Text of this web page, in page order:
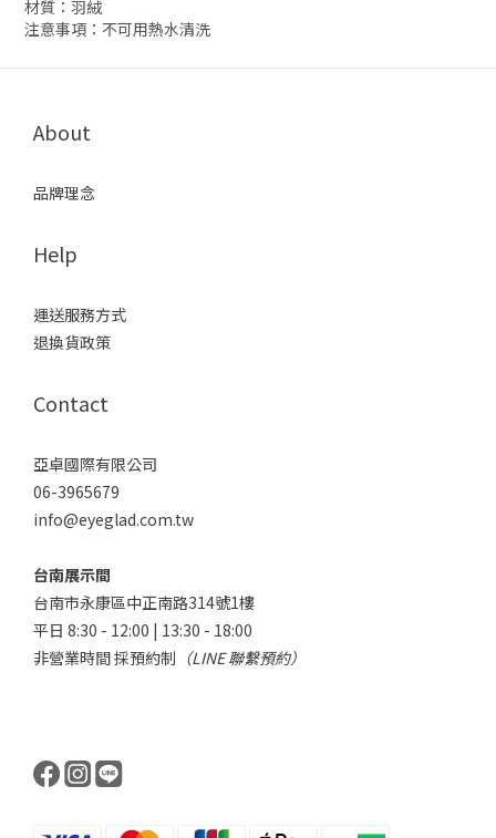
材質：羽絨
注意事項：不可用熱水清洗
About
品牌理念
Help
運送服務方式
退換貨政策
Contact
亞卓國際有限公司
06-3965679
info@eyeglad.com.tw
台南展示間
台南市永康區中正南路314號1樓
平日 8:30 - 12:00 | 13:30 - 18:00
非營業時間 採預約制 （LINE 聯繫預約）